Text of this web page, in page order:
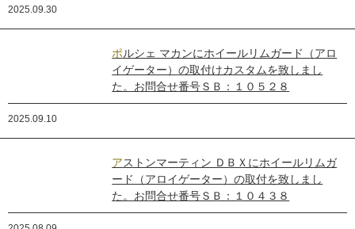
2025.09.30
ポルシェ マカンにホイールリムガード（アロ
イゲーター）の取付けカスタムを致しまし
た。お問合せ番号ＳＢ：１０５２８
2025.09.10
アストンマーティン ＤＢＸにホイールリムガ
ード（アロイゲーター）の取付を致しまし
た。お問合せ番号ＳＢ：１０４３８